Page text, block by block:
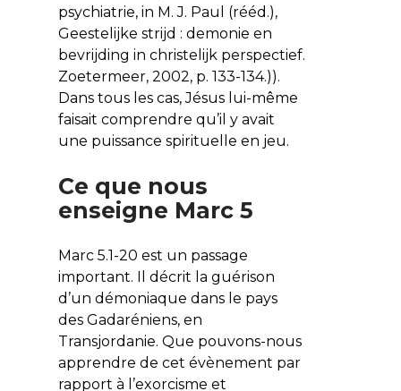
psychiatrie, in M. J. Paul (rééd.),
Geestelijke strijd : demonie en
bevrijding in christelijk perspectief.
Zoetermeer, 2002, p. 133-134.)).
Dans tous les cas, Jésus lui-même
faisait comprendre qu’il y avait
une puissance spirituelle en jeu.
Ce que nous
enseigne Marc 5
Marc 5.1-20 est un passage
important. Il décrit la guérison
d’un démoniaque dans le pays
des Gadaréniens, en
Transjordanie. Que pouvons-nous
apprendre de cet évènement par
rapport à l’exorcisme et